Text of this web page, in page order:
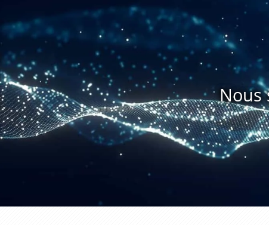
Enfin, la formation "La relation client dans la
compétences en matière de fidélisation client. En
fidéliser sa clientèle et de la fidéliser à long
fidélisation client, ainsi que les outils et techniques
En somme, la formation "La relation client dans
vendeurs et les commerciaux qui souhaitent
de relation client. Elle permet de répondre aux
en préservant la satisfaction du client et l'image de
Nous